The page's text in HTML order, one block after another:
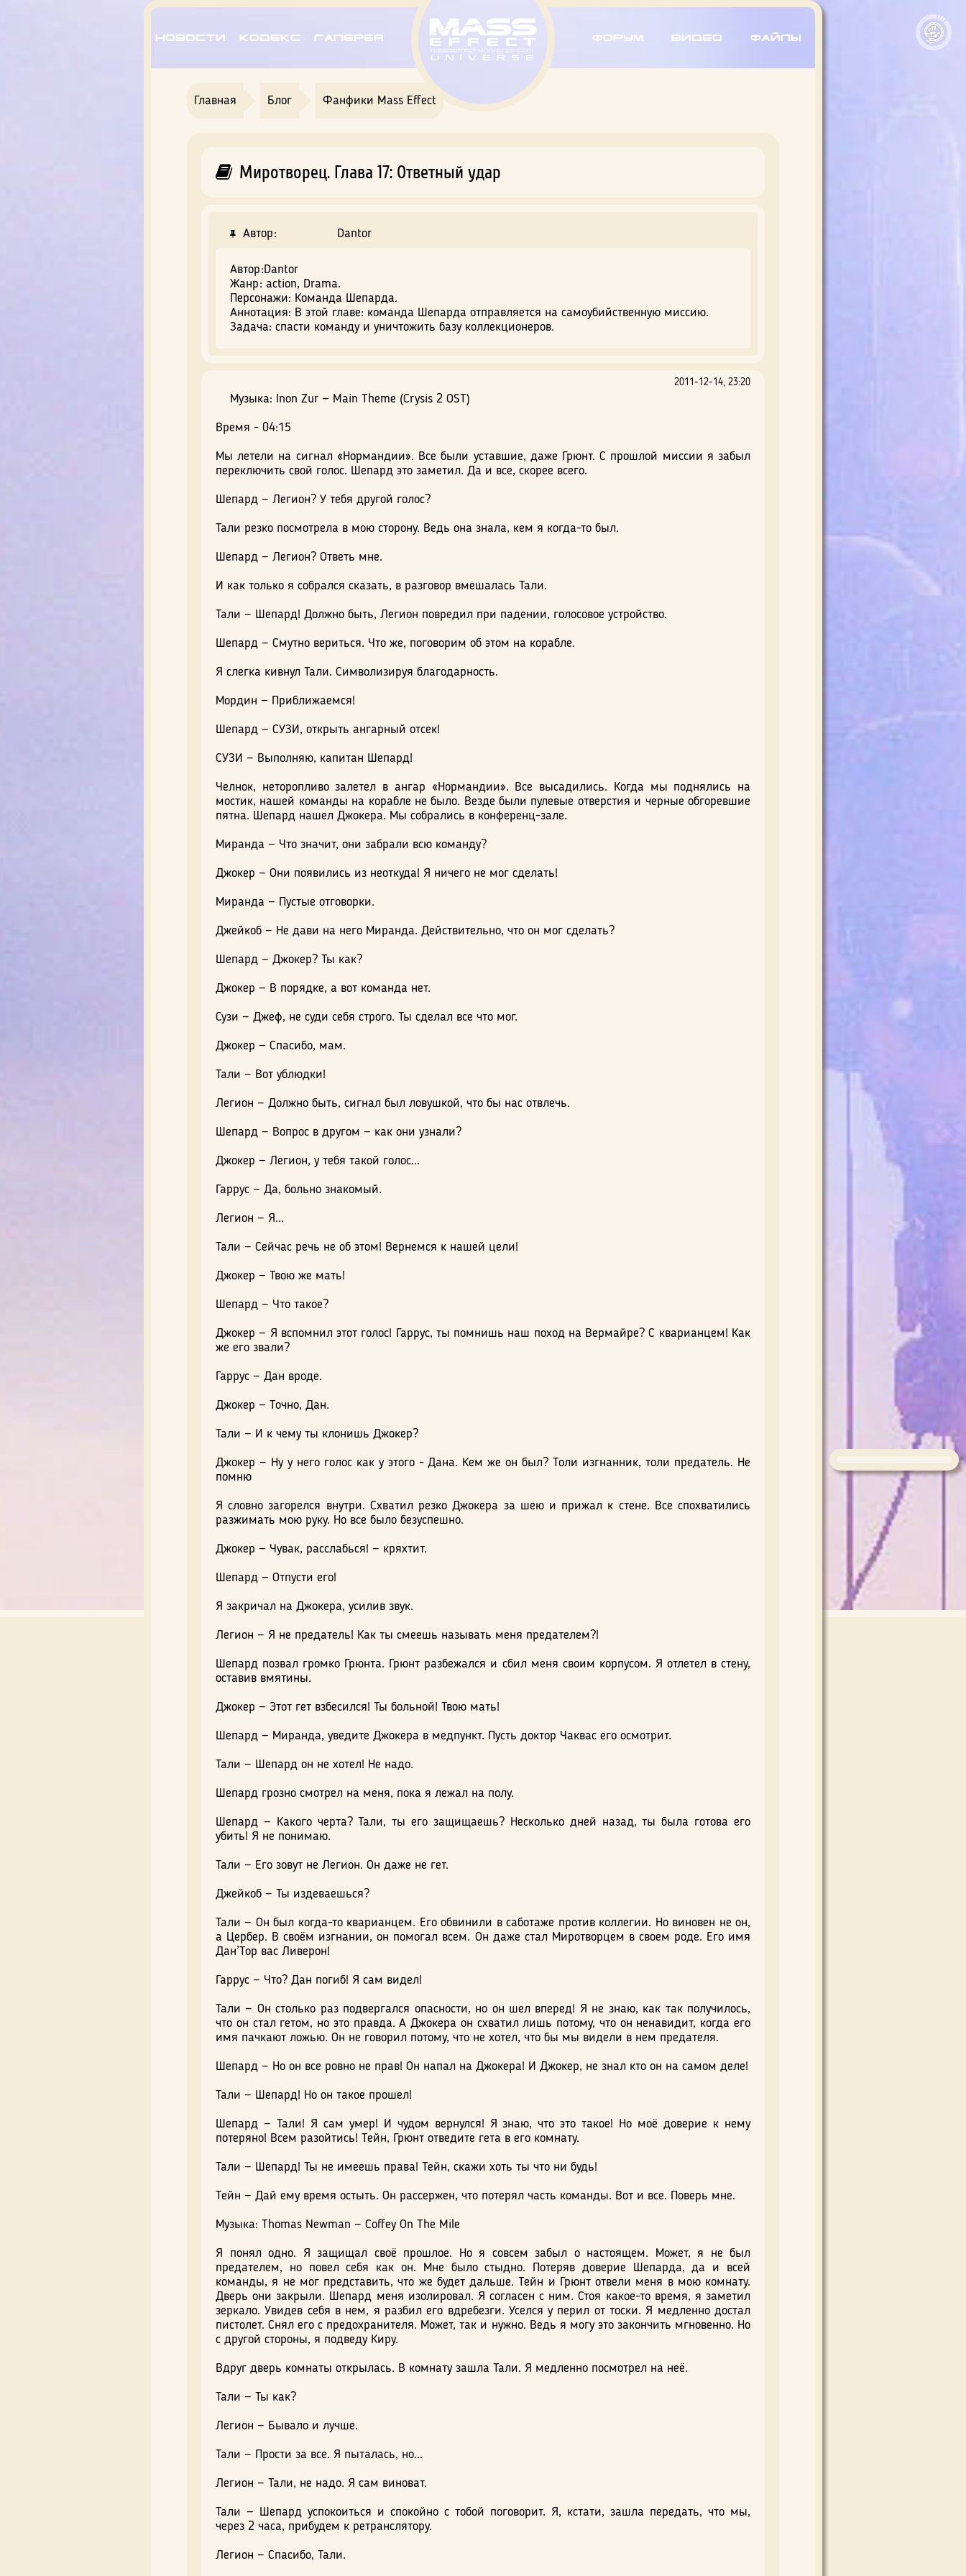
Новости Кодекс Галерея Форум Видео Файлы
Главная Блог Фанфики Mass Effect
Миротворец. Глава 17: Ответный удар
Автор: Dantor
Автор:Dantor
Жанр: action, Drama.
Персонажи: Команда Шепарда.
Аннотация: В этой главе: команда Шепарда отправляется на самоубийственную миссию.
Задача: спасти команду и уничтожить базу коллекционеров.
2011-12-14, 23:20
Музыка: Inon Zur — Main Theme (Crysis 2 OST)
Время - 04:15
Мы летели на сигнал «Нормандии». Все были уставшие, даже Грюнт. С прошлой миссии я забыл
переключить свой голос. Шепард это заметил. Да и все, скорее всего.
Шепард — Легион? У тебя другой голос?
Тали резко посмотрела в мою сторону. Ведь она знала, кем я когда-то был.
Шепард — Легион? Ответь мне.
И как только я собрался сказать, в разговор вмешалась Тали.
Тали — Шепард! Должно быть, Легион повредил при падении, голосовое устройство.
Шепард — Смутно вериться. Что же, поговорим об этом на корабле.
Я слегка кивнул Тали. Символизируя благодарность.
Мордин — Приближаемся!
Шепард — СУЗИ, открыть ангарный отсек!
СУЗИ — Выполняю, капитан Шепард!
Челнок, неторопливо залетел в ангар «Нормандии». Все высадились. Когда мы поднялись на
мостик, нашей команды на корабле не было. Везде были пулевые отверстия и черные обгоревшие
пятна. Шепард нашел Джокера. Мы собрались в конференц-зале.
Миранда — Что значит, они забрали всю команду?
Джокер — Они появились из неоткуда! Я ничего не мог сделать!
Миранда — Пустые отговорки.
Джейкоб — Не дави на него Миранда. Действительно, что он мог сделать?
Шепард — Джокер? Ты как?
Джокер — В порядке, а вот команда нет.
Сузи — Джеф, не суди себя строго. Ты сделал все что мог.
Джокер — Спасибо, мам.
Тали — Вот ублюдки!
Легион — Должно быть, сигнал был ловушкой, что бы нас отвлечь.
Шепард — Вопрос в другом — как они узнали?
Джокер — Легион, у тебя такой голос...
Гаррус — Да, больно знакомый.
Легион — Я...
Тали — Сейчас речь не об этом! Вернемся к нашей цели!
Джокер — Твою же мать!
Шепард — Что такое?
Джокер — Я вспомнил этот голос! Гаррус, ты помнишь наш поход на Вермайре? С кварианцем! Как
же его звали?
Гаррус — Дан вроде.
Джокер — Точно, Дан.
Тали — И к чему ты клонишь Джокер?
Джокер — Ну у него голос как у этого - Дана. Кем же он был? Толи изгнанник, толи предатель. Не
помню
Я словно загорелся внутри. Схватил резко Джокера за шею и прижал к стене. Все спохватились
разжимать мою руку. Но все было безуспешно.
Джокер — Чувак, расслабься! — кряхтит.
Шепард — Отпусти его!
Я закричал на Джокера, усилив звук.
Легион — Я не предатель! Как ты смеешь называть меня предателем?!
Шепард позвал громко Грюнта. Грюнт разбежался и сбил меня своим корпусом. Я отлетел в стену,
оставив вмятины.
Джокер — Этот гет взбесился! Ты больной! Твою мать!
Шепард — Миранда, уведите Джокера в медпункт. Пусть доктор Чаквас его осмотрит.
Тали — Шепард он не хотел! Не надо.
Шепард грозно смотрел на меня, пока я лежал на полу.
Шепард — Какого черта? Тали, ты его защищаешь? Несколько дней назад, ты была готова его
убить! Я не понимаю.
Тали — Его зовут не Легион. Он даже не гет.
Джейкоб — Ты издеваешься?
Тали — Он был когда-то кварианцем. Его обвинили в саботаже против коллегии. Но виновен не он,
а Цербер. В своём изгнании, он помогал всем. Он даже стал Миротворцем в своем роде. Его имя
Дан’Тор вас Ливерон!
Гаррус — Что? Дан погиб! Я сам видел!
Тали — Он столько раз подвергался опасности, но он шел вперед! Я не знаю, как так получилось,
что он стал гетом, но это правда. А Джокера он схватил лишь потому, что он ненавидит, когда его
имя пачкают ложью. Он не говорил потому, что не хотел, что бы мы видели в нем предателя.
Шепард — Но он все ровно не прав! Он напал на Джокера! И Джокер, не знал кто он на самом деле!
Тали — Шепард! Но он такое прошел!
Шепард — Тали! Я сам умер! И чудом вернулся! Я знаю, что это такое! Но моё доверие к нему
потеряно! Всем разойтись! Тейн, Грюнт отведите гета в его комнату.
Тали — Шепард! Ты не имеешь права! Тейн, скажи хоть ты что ни будь!
Тейн — Дай ему время остыть. Он рассержен, что потерял часть команды. Вот и все. Поверь мне.
Музыка: Thomas Newman — Coffey On The Mile
Я понял одно. Я защищал своё прошлое. Но я совсем забыл о настоящем. Может, я не был
предателем, но повел себя как он. Мне было стыдно. Потеряв доверие Шепарда, да и всей
команды, я не мог представить, что же будет дальше. Тейн и Грюнт отвели меня в мою комнату.
Дверь они закрыли. Шепард меня изолировал. Я согласен с ним. Стоя какое-то время, я заметил
зеркало. Увидев себя в нем, я разбил его вдребезги. Уселся у перил от тоски. Я медленно достал
пистолет. Снял его с предохранителя. Может, так и нужно. Ведь я могу это закончить мгновенно. Но
с другой стороны, я подведу Киру.
Вдруг дверь комнаты открылась. В комнату зашла Тали. Я медленно посмотрел на неё.
Тали — Ты как?
Легион — Бывало и лучше.
Тали — Прости за все. Я пыталась, но...
Легион — Тали, не надо. Я сам виноват.
Тали — Шепард успокоиться и спокойно с тобой поговорит. Я, кстати, зашла передать, что мы,
через 2 часа, прибудем к ретранслятору.
Легион — Спасибо, Тали.